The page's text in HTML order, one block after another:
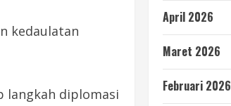
kedaulatan
langkah diplomasi
April 2026
Maret 2026
Februari 2026